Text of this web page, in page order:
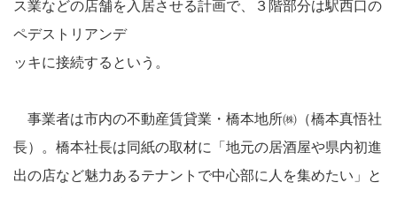
ス業などの店舗を入居させる計画で、３階部分は駅西口の
ペデストリアンデ
ッキに接続するという。
事業者は市内の不動産賃貸業・橋本地所㈱（橋本真悟社
長）。橋本社長は同紙の取材に「地元の居酒屋や県内初進
出の店など魅力あるテナントで中心部に人を集めたい」と